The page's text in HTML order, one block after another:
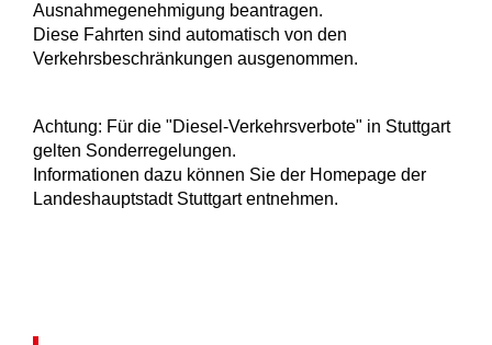
Ausnahmegenehmigung beantragen.
Diese Fahrten sind automatisch von den
Verkehrsbeschränkungen ausgenommen.
Achtung: Für die "Diesel-Verkehrsverbote" in Stuttgart
gelten Sonderregelungen.
Informationen dazu können Sie der Homepage der
Landeshauptstadt Stuttgart entnehmen.